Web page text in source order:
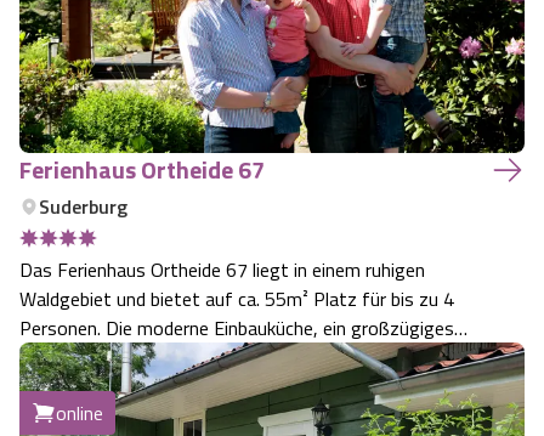
Ferienhaus Ortheide 67
Suderburg
Das Ferienhaus Ortheide 67 liegt in einem ruhigen
Waldgebiet und bietet auf ca. 55m² Platz für bis zu 4
Personen. Die moderne Einbauküche, ein großzügiges
Wohn-/Esszimmer mit Kamin, zwei Schlafzimmer,
Badezimmer und 2000m² eingezäuntes Waldgrundstück
laden zum Erholen ein.
online